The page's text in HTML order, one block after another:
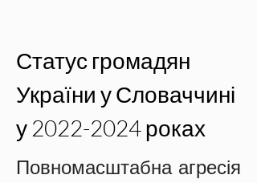
Статус громадян
України у Словаччині
у 2022-2024 роках
Повномасштабна агресія